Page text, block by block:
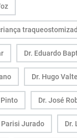
Dr. Eduardo
Dr. Hugo
Dr. José
Parisi Jurado Dr.